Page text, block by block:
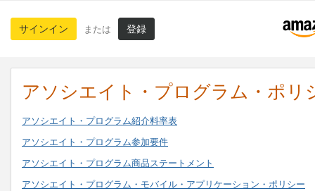
サインイン または 登録
アソシエイト・プログラム・ポリ
アソシエイト・プログラム紹介料率表
アソシエイト・プログラム参加要件
アソシエイト・プログラム商品ステートメント
アソシエイト・プログラム・モバイル・アプリケーション・ポリシー